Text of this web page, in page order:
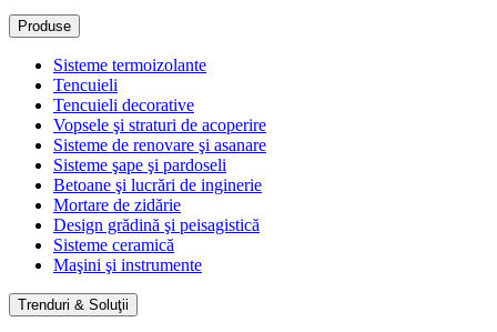
Produse
Sisteme termoizolante
Tencuieli
Tencuieli decorative
Vopsele şi straturi de acoperire
Sisteme de renovare şi asanare
Sisteme şape şi pardoseli
Betoane şi lucrări de inginerie
Mortare de zidărie
Design grădină şi peisagistică
Sisteme ceramică
Maşini şi instrumente
Trenduri & Soluţii